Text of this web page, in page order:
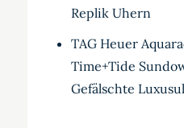
Replik Uhern
TAG Heuer
Time+Tide
Gefälschte